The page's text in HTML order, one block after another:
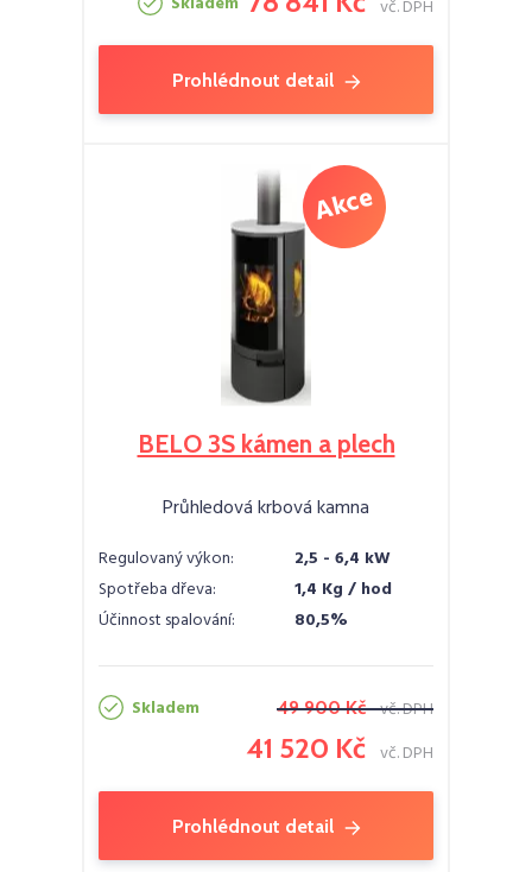
vč. DPH
Prohlédnout detail
BELO 3S kámen a plech
Průhledová krbová kamna
Regulovaný výkon:
2,5 - 6,4 kW
Spotřeba dřeva:
1,4 Kg / hod
Účinnost spalování:
80,5%
Skladem 49 900 Kč vč. DPH
41 520 Kč vč. DPH
Prohlédnout detail